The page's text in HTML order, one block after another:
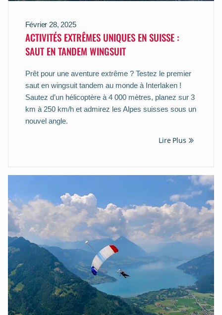
Février 28, 2025
ACTIVITÉS EXTRÊMES UNIQUES EN SUISSE :
SAUT EN TANDEM WINGSUIT
Prêt pour une aventure extrême ? Testez le premier
saut en wingsuit tandem au monde à Interlaken !
Sautez d’un hélicoptère à 4 000 mètres, planez sur 3
km à 250 km/h et admirez les Alpes suisses sous un
nouvel angle.
Lire Plus